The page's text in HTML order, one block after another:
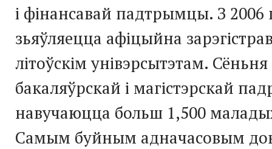
і фінансавай падтрымцы. З
зьяўляецца афіцыйна
літоўскім унівэрсытэтам.
бакаляўрскай і магістэрскай
навучаюцца больш 1,500
Самым буйным адначасовым